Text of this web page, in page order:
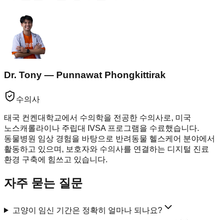
Dr. Tony — Punnawat Phongkittirak
수의사
태국 컨켄대학교에서 수의학을 전공한 수의사로, 미국
노스캐롤라이나 주립대 IVSA 프로그램을 수료했습니다.
동물병원 임상 경험을 바탕으로 반려동물 헬스케어 분야에서
활동하고 있으며, 보호자와 수의사를 연결하는 디지털 진료
환경 구축에 힘쓰고 있습니다.
자주 묻는 질문
고양이 임신 기간은 정확히 얼마나 되나요?